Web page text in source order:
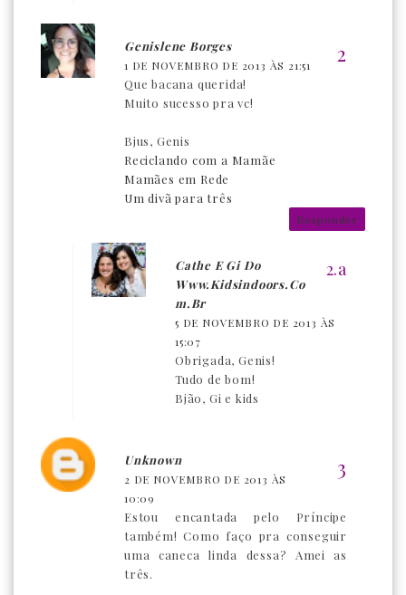
Genislene Borges
1 DE NOVEMBRO DE 2013 ÀS 21:51
Que bacana querida!
Muito sucesso pra vc!
Bjus, Genis
Reciclando com a Mamãe
Mamães em Rede
Um divã para três
Responder
Cathe E Gi Do
Www.kidsindoors.co
M.br
5 DE NOVEMBRO DE 2013 ÀS
15:07
Obrigada, Genis!
Tudo de bom!
Bjão, Gi e kids
Unknown
2 DE NOVEMBRO DE 2013 ÀS
10:09
Estou encantada pelo Príncipe
também! Como faço pra conseguir
uma caneca linda dessa? Amei as
três.